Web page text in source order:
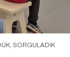
SORGULADIK